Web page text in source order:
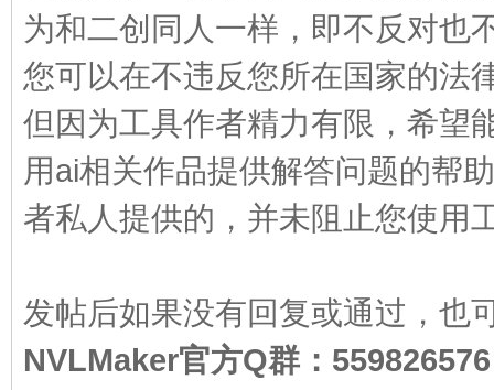
为和二创同人一样，即不反对也
您可以在不违反您所在国家的法
但因为工具作者精力有限，希望
用ai相关作品提供解答问题的帮
者私人提供的，并未阻止您使用
发帖后如果没有回复或通过，也
NVLMaker官方Q群：559826576